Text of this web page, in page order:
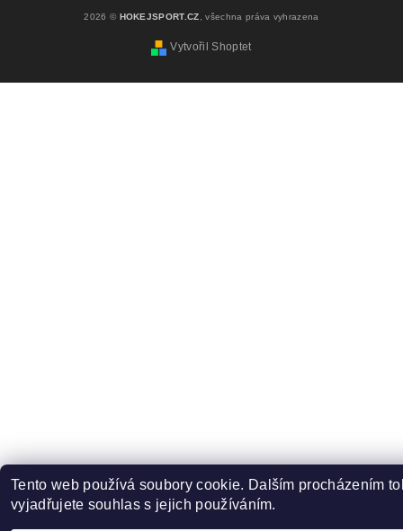
2026 © HOKEJSPORT.CZ , všechna práva vyhrazena
Vytvořil Shoptet
Tento web používá soubory cookie. Dalším procházením
vyjadřujete souhlas s jejich používáním.